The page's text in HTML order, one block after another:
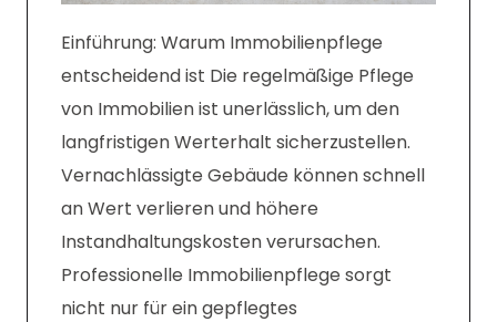
Einführung: Warum Immobilienpflege
entscheidend ist Die regelmäßige Pflege
von Immobilien ist unerlässlich, um den
langfristigen Werterhalt sicherzustellen.
Vernachlässigte Gebäude können schnell
an Wert verlieren und höhere
Instandhaltungskosten verursachen.
Professionelle Immobilienpflege sorgt
nicht nur für ein gepflegtes